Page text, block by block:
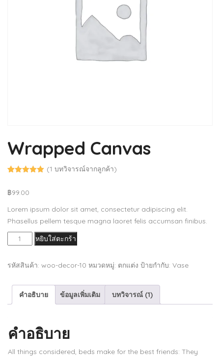
Wrapped Canvas
คะแนนเต็ม
คะแนนของ
ลูกค้า
(1 บทวิจารณ์จากลูกค้า)
฿99.00
Lorem ipsum dolor sit amet, consectetur adipiscing elit.
Phasellus pellem tesque magna laoret felis accumsan finibus.
จำนวน
Canvas
หยิบใส่ตะกร้า
รหัสสินค้า: woo-decor-10 หมวดหมู่: ตกแต่ง ป้ายกำกับ: Vase
คำอธิบาย ข้อมูลเพิ่มเติม บทวิจารณ์ (1)
คำอธิบาย
All things considered, beds make for the best friends: They